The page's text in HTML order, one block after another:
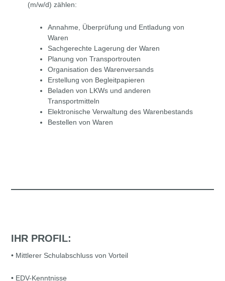
(m/w/d) zählen:
Annahme, Überprüfung und Entladung von
Waren
Sachgerechte Lagerung der Waren
Planung von Transportrouten
Organisation des Warenversands
Erstellung von Begleitpapieren
Beladen von LKWs und anderen
Transportmitteln
Elektronische Verwaltung des Warenbestands
Bestellen von Waren
IHR PROFIL:
• Mittlerer Schulabschluss von Vorteil
• EDV-Kenntnisse